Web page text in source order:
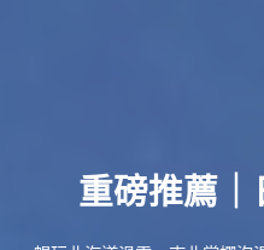
重磅推薦